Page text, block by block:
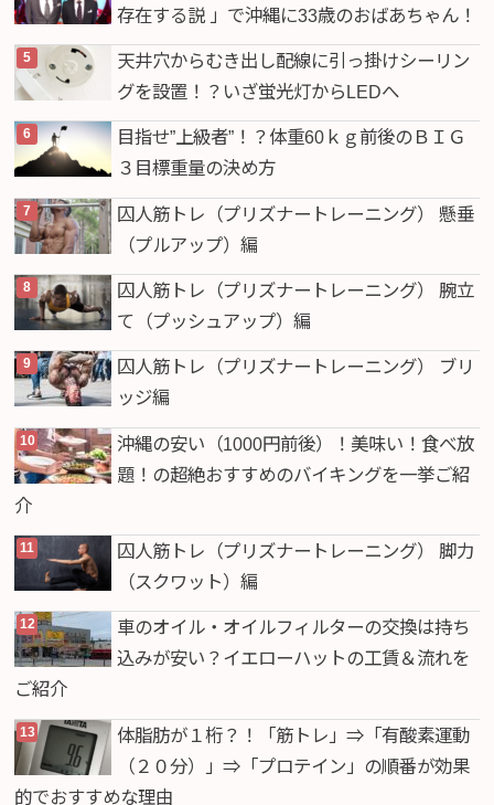
存在する説 」で沖縄に33歳のおばあちゃん！
天井穴からむき出し配線に引っ掛けシーリン
グを設置！？いざ蛍光灯からLEDへ
目指せ”上級者”！？体重60ｋｇ前後のＢＩＧ
３目標重量の決め方
囚人筋トレ（プリズナートレーニング） 懸垂
（プルアップ）編
囚人筋トレ（プリズナートレーニング） 腕立
て（プッシュアップ）編
囚人筋トレ（プリズナートレーニング） ブリ
ッジ編
沖縄の安い（1000円前後）！美味い！食べ放
題！の超絶おすすめのバイキングを一挙ご紹
介
囚人筋トレ（プリズナートレーニング） 脚力
（スクワット）編
車のオイル・オイルフィルターの交換は持ち
込みが安い？イエローハットの工賃＆流れを
ご紹介
体脂肪が１桁？！「筋トレ」⇒「有酸素運動
（２０分）」⇒「プロテイン」の順番が効果
的でおすすめな理由